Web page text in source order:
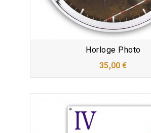
Horloge Photo
35,00 €